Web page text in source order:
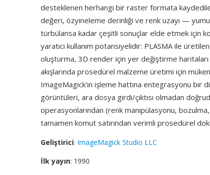
desteklenen herhangi bir raster formata
değeri, özyineleme derinliği ve renk uzayı —
türbülansa kadar çeşitli sonuçlar elde etmek için
yaratıcı kullanım potansiyelidir: PLASMA ile
oluşturma, 3D render için yer değiştirme
akışlarında prosedürel malzeme üretimi için
ImageMagick'ın işleme hattına entegrasyonu
görüntüleri, ara dosya girdi/çıktısı olmadan
operasyonlarından (renk manipülasyonu,
tamamen komut satırından verimli prosedürel
Geliştirici: ImageMagick Studio LLC
İlk yayın: 1990